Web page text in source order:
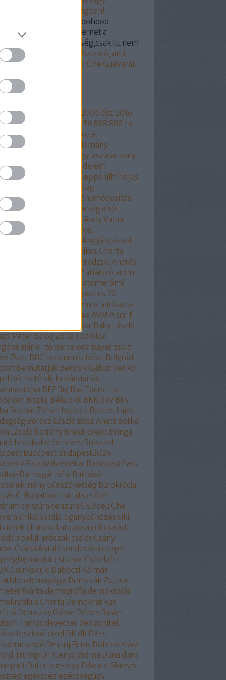
Segítünk a castingban!
@a nagy hohoohooo:
hülyegyerek az internet a
megfelelője féleség,csak itt nem
(2019.03.07. 15:18
Összenő, ami
Orbán Viktor Che Guevarát
2006 ősz 2016
2018 56 888 888.hu
Aczél Endre
adakozás
adomány
agyfasz alacsony
aláírásgyájtés
alapjovedelem
Aleppó álhír aljas
Alkotmánybíróság
alkotmánymódosítás
állampárt állampolgárság alsó
áltudomány
Andy Vajna
Merkel
angela merkel
Ángyán József
Antidemokratikus Charta
Aradzski András
ÁSZ átlátszó atom
atomerőmű
Auchan
augusztus 20.
autizmus autó auto
autonómia AVM A sci-fi
Bakács Tibor Baky László
Péter Balog Zoltán baloldal
Bánki-tó Barcelona bayer zsolt
Zsolt BBC beismerés béke Belgrád
bemutatjuk Bencsik Gábor benkő
bér betétdíj bevándorlás
BFZ Big Bus Tours Ltd.
Biszku Béla bkk BKK bkv Bkv
Bodnár Zoltán bojkott Bokros Lajos
Böröcz László Bősz Anett Botka
László botrány Brexit brexit bringa
brokkolikrémleves Brüsszel
Budapest Budapest2024
Fesztiválzenekar Budapest Park
Bar bugár béla Bulibáró
bűnszövetség bürokrácia
C. Ronaldo centrális erőtér
cenzúra cenzura CEU ceu Che
chikán attila cigánybűnözés ciki
civilek clinton clinton usa cöf család
belüli erőszak csalás Csányi
Csárdi Antal csendes óra csepel
nándor csíki sör Csillebérc
Csurka cuki Dabóczi Kálmán
demagógia Demcsák Zsuzsa
Márta demográfia demokrácia
Charta Demokratikus
Demszky Gábor Dénes Balázs
Tamás devecser devizahitel
dizel DK dk DK-s
Dmitrij Firtas Dobrev Klára
Trump Dr. Genya dráma Duna duna
part Duterte e-jegy Edward Glaeser
egészség egészségügy